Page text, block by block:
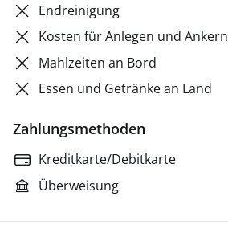
Endreinigung
Kosten für Anlegen und Ankern
Mahlzeiten an Bord
Essen und Getränke an Land
Zahlungsmethoden
Kreditkarte/Debitkarte
Überweisung